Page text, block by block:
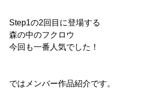
Step1の2回目に登場する
森の中のフクロウ
今回も一番人気でした！
ではメンバー作品紹介です。